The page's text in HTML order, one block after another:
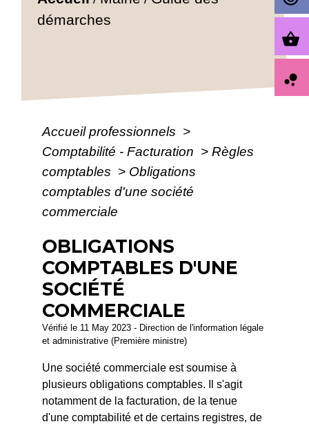
démarches
Accueil professionnels >
Comptabilité - Facturation > Règles
comptables > Obligations
comptables d'une société
commerciale
OBLIGATIONS
COMPTABLES D'UNE
SOCIÉTÉ
COMMERCIALE
Vérifié le 11 May 2023 - Direction de l'information légale
et administrative (Première ministre)
Une société commerciale est soumise à
plusieurs obligations comptables. Il s'agit
notamment de la facturation, de la tenue
d'une comptabilité et de certains registres, de
shopping_basket
bubble_chart